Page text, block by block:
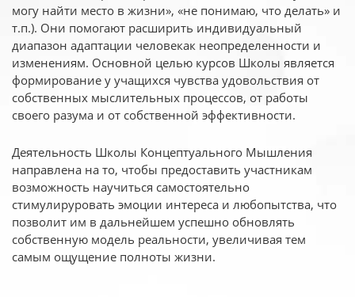
могу найти место в жизни», «не понимаю, что делать» и
т.п.). Они помогают расширить индивидуальный
диапазон адаптации человекак неопределенности и
изменениям. Основной целью курсов Школы является
формирование у учащихся чувства удовольствия от
собственных мыслительных процессов, от работы
своего разума и от собственной эффективности.
Деятельность Школы Концептуального Мышления
направлена на то, чтобы предоставить участникам
возможность научиться самостоятельно
стимулируровать эмоции интереса и любопытства, что
позволит им в дальнейшем успешно обновлять
собственную модель реальности, увеличивая тем
самым ощущение полноты жизни.